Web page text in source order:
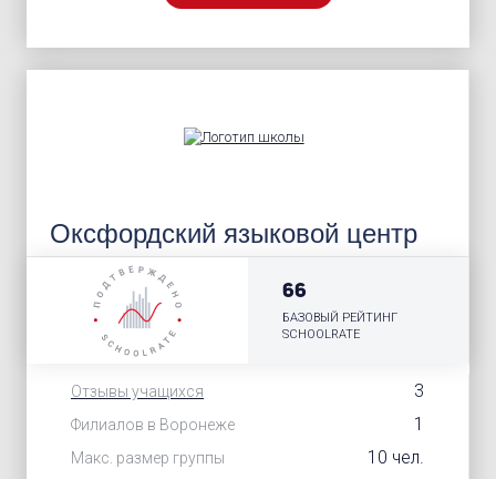
Оксфордский языковой центр
Отзывы учащихся 3
Филиалов в Воронеже 1
Макс. размер группы 10 чел.
66
БАЗОВЫЙ РЕЙТИНГ
SCHOOLRATE